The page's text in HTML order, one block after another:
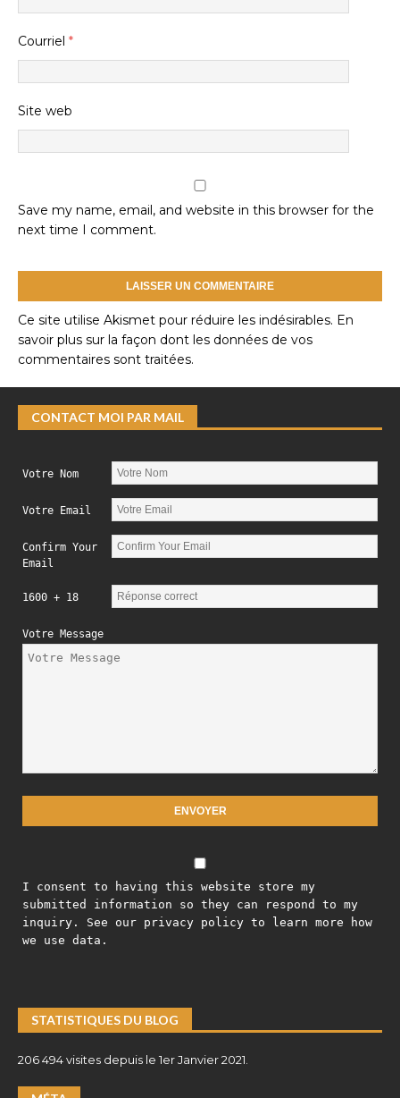
Courriel *
Site web
Save my name, email, and website in this browser for the
next time I comment.
Ce site utilise Akismet pour réduire les indésirables. En
savoir plus sur la façon dont les données de vos
commentaires sont traitées.
CONTACT MOI PAR MAIL
Votre Nom
Votre Email
Confirm Your
Email
1600 + 18
Votre Message
I consent to having this website store my
submitted information so they can respond to my
inquiry. See our privacy policy to learn more how
we use data.
STATISTIQUES DU BLOG
206 494 visites depuis le 1er Janvier 2021.